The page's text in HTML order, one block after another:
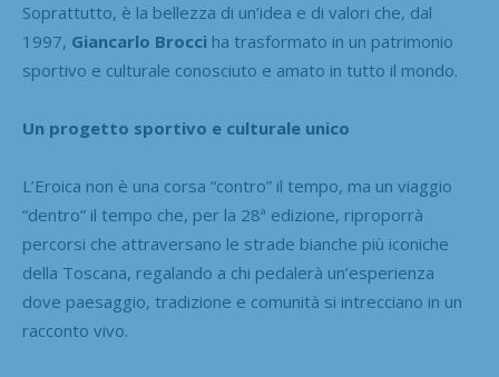
Soprattutto, è la bellezza di un’idea e di valori che, dal
1997, Giancarlo Brocci ha trasformato in un patrimonio
sportivo e culturale conosciuto e amato in tutto il mondo.
Un progetto sportivo e culturale unico
L’Eroica non è una corsa “contro” il tempo, ma un viaggio
“dentro” il tempo che, per la 28ª edizione, riproporrà
percorsi che attraversano le strade bianche più iconiche
della Toscana, regalando a chi pedalerà un’esperienza
dove paesaggio, tradizione e comunità si intrecciano in un
racconto vivo.